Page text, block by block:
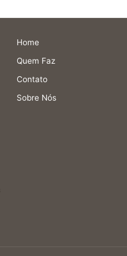
Home
Quem Faz
Contato
Sobre Nós